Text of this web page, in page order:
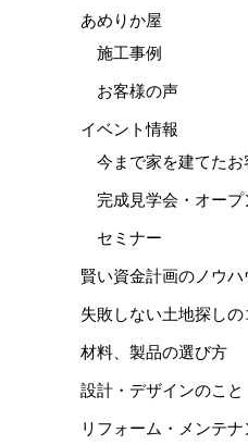
あめりか屋
施工事例
お客様の声
イベント情報
今まで家を建てた
完成見学会・オープ
セミナー
賢い資金計画のノウハ
失敗しない土地探しの
材料、製品の選び方
設計・デザインのこと
リフォーム・メンテナ